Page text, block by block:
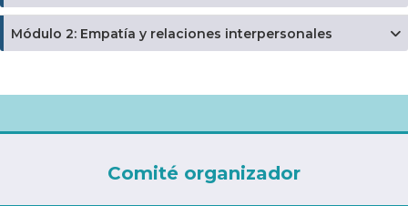
Módulo 2: Empatía y relaciones interpersonales
Comité organizador